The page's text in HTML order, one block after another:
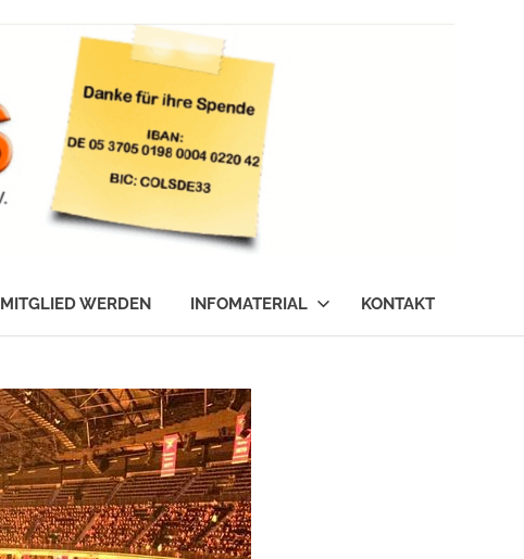
MITGLIED WERDEN INFOMATERIAL KONTAKT